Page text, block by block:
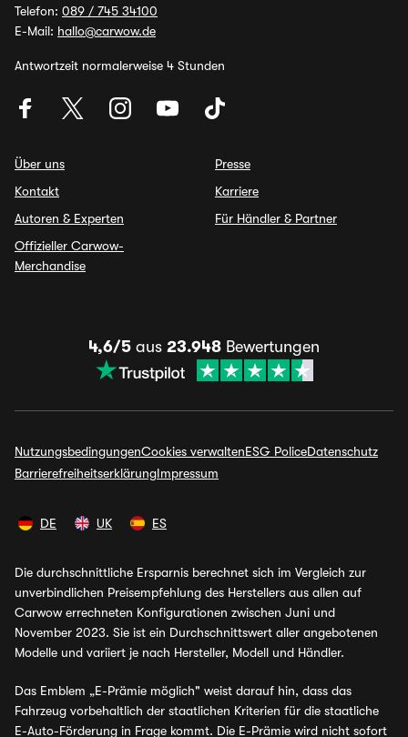
Telefon: 089 / 745 34100
E-Mail: hallo@carwow.de
Antwortzeit normalerweise 4 Stunden
Über uns
Kontakt
Autoren & Experten
Offizieller Carwow-
Merchandise
Presse
Karriere
Für Händler & Partner
4,6/5 aus 23.948 Bewertungen
NutzungsbedingungenCookies verwaltenESG PoliceDatenschutz
BarrierefreiheitserklärungImpressum
DE UK ES
Die durchschnittliche Ersparnis berechnet sich im Vergleich zur
unverbindlichen Preisempfehlung des Herstellers aus allen auf
Carwow errechneten Konfigurationen zwischen Juni und
November 2023. Sie ist ein Durchschnittswert aller angebotenen
Modelle und variiert je nach Hersteller, Modell und Händler.
Das Emblem „E-Prämie möglich" weist darauf hin, dass das
Fahrzeug vorbehaltlich der staatlichen Kriterien für die staatliche
E-Auto-Förderung in Frage kommt. Die E-Prämie wird nicht sofort